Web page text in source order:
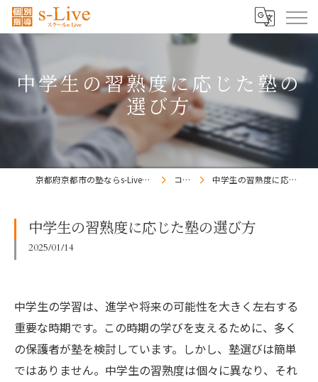
中学生の習熟度に応じた塾の
選び方
京都府京都市の塾ならs-Liveきょうと梅小路校 コラム 中学生の習熟度に応じた塾の選び方
中学生の習熟度に応じた塾の選び方
2025/01/14
中学生の学習は、進学や将来の可能性を大きく左右する
重要な時期です。この時期の学びを支えるために、多く
の保護者が塾を検討しています。しかし、塾選びは簡単
ではありません。中学生の習熟度は個々に異なり、それ